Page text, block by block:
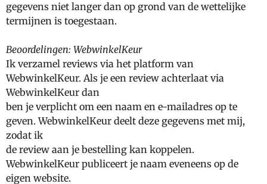
gegevens niet langer dan op grond van de wettelijke
termijnen is toegestaan.
Beoordelingen: WebwinkelKeur
Ik verzamel reviews via het platform van
WebwinkelKeur. Als je een review achterlaat via
WebwinkelKeur dan
ben je verplicht om een naam en e-mailadres op te
geven. WebwinkelKeur deelt deze gegevens met mij,
zodat ik
de review aan je bestelling kan koppelen.
WebwinkelKeur publiceert je naam eveneens op de
eigen website.